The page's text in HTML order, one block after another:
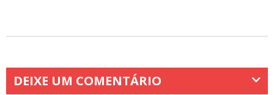
DEIXE UM COMENTÁRIO